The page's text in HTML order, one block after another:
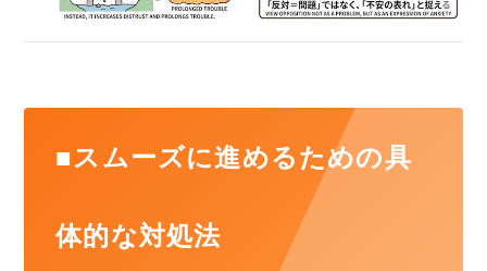
■スムーズに進めるための具
体的な対処法